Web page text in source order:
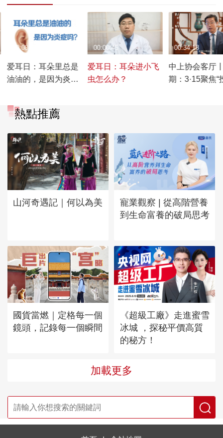
爱耳日：耳朵里总是
油油的，是因为炎症
00:00:23
爱耳日：耳朵进小飞
虫怎么办？
00:00:45
中上协会客厅
期：3·15聚焦“
00:34:18
熱點推薦
山河奇遇記｜何以為美
寵業觀察 | 從高階營養
到生命富養的破局思考
國貨當燃｜定格每一個
鏡頭，記錄每一個瞬間
《超級工廠》走進蜜雪
冰城 ，探秘平價高質
的秘方！
加載更多